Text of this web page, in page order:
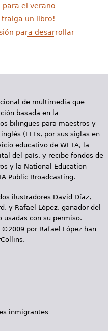
para el verano
traiga un libro!
para desarrollar
de multimedia que
basada en la
bilingües para maestros y
(ELLs, por sus siglas en
educativo de WETA, la
del país, y recibe fondos de
y la National Education
Public Broadcasting.
ilustradores David Díaz,
y Rafael López, ganador del
usadas con su permiso.
por Rafael López han
inmigrantes